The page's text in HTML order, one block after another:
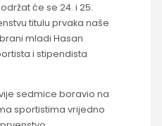
će se 24. i 25.
titulu prvaka naše
mladi Hasan
i stipendista
sedmice boravio na
sportistima vrijedno